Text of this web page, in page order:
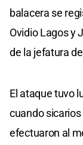
balacera se
Ovidio Lagos y
de la jefatura
El ataque tuvo
cuando
efectuaron al